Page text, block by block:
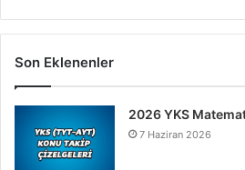
Son Eklenenler
2026 YKS
7 Haziran 2026